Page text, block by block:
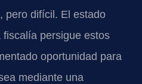
pero difícil. El estado
persigue estos
oportunidad para
mediante una